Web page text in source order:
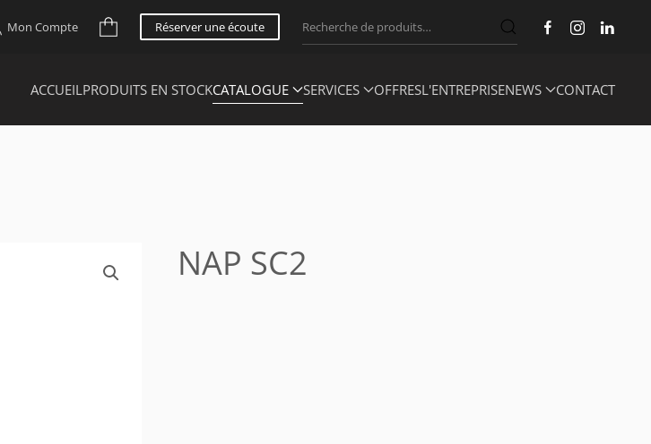
Mon Compte Réserver une écoute
pour :
ACCUEILPRODUITS EN STOCKCATALOGUE SERVICES OFFRESL'ENTREPRISENEWS CONTACT
NAP SC2